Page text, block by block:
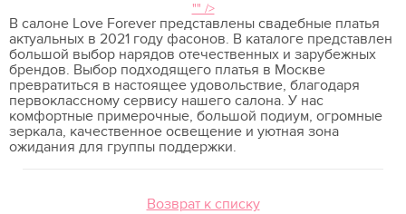
"" />
В салоне Love Forever представлены свадебные платья
актуальных в 2021 году фасонов. В каталоге представлен
большой выбор нарядов отечественных и зарубежных
брендов. Выбор подходящего платья в Москве
превратиться в настоящее удовольствие, благодаря
первоклассному сервису нашего салона. У нас
комфортные примерочные, большой подиум, огромные
зеркала, качественное освещение и уютная зона
ожидания для группы поддержки.
Возврат к списку